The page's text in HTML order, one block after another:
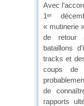
Avec
1er
« mutinerie
de retour
bataillons
tracks et
coups de
de
rapports